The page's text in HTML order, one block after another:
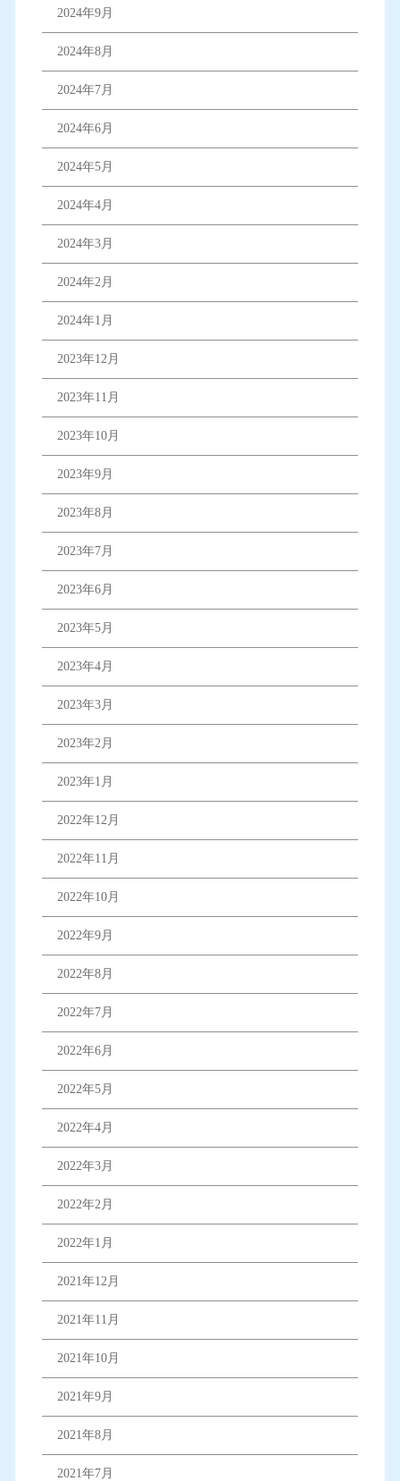
2024年9月
2024年8月
2024年7月
2024年6月
2024年5月
2024年4月
2024年3月
2024年2月
2024年1月
2023年12月
2023年11月
2023年10月
2023年9月
2023年8月
2023年7月
2023年6月
2023年5月
2023年4月
2023年3月
2023年2月
2023年1月
2022年12月
2022年11月
2022年10月
2022年9月
2022年8月
2022年7月
2022年6月
2022年5月
2022年4月
2022年3月
2022年2月
2022年1月
2021年12月
2021年11月
2021年10月
2021年9月
2021年8月
2021年7月